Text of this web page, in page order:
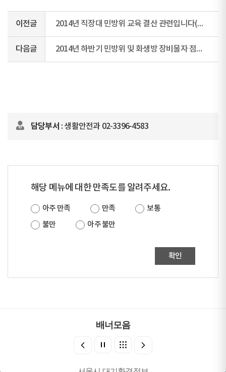
이전글 2014년 직장대 민방위 교육 결산 관련입니다(직장대 필독)
다음글 2014년 하반기 민방위 및 화생방 장비물자 점검계획 알립니다.
담당부서 : 생활안전과 02-3396-4583
해당 메뉴에 대한 만족도를 알려주세요.
아주 만족 만족
보통
불만
아주 불만
확인
배너모음